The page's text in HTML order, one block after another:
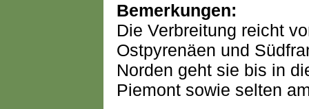
Bemerkungen:
Die Verbreitung reicht
Ostpyrenäen und
Norden geht sie bis in
Piemont sowie selten